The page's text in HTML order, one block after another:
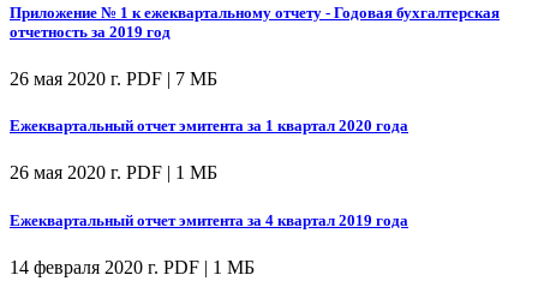
Приложение № 1 к ежеквартальному отчету - Годовая бухгалтерская
отчетность за 2019 год
26 мая 2020 г. PDF | 7 МБ
Ежеквартальный отчет эмитента за 1 квартал 2020 года
26 мая 2020 г. PDF | 1 МБ
Ежеквартальный отчет эмитента за 4 квартал 2019 года
14 февраля 2020 г. PDF | 1 МБ